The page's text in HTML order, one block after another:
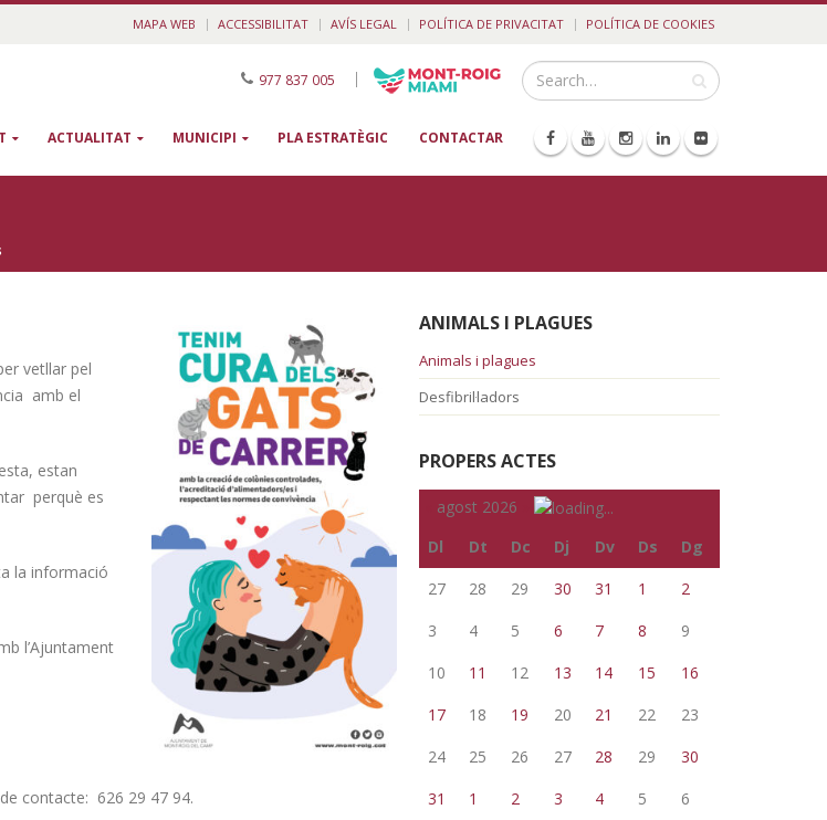
MAPA WEB ACCESSIBILITAT AVÍS LEGAL POLÍTICA DE PRIVACITAT POLÍTICA DE COOKIES
977 837 005 |
ACTUALITAT MUNICIPI PLA ESTRATÈGIC CONTACTAR
vetllar pel
amb el
estan
perquè es
la informació
l’Ajuntament
contacte: 626 29 47 94.
ANIMALS I PLAGUES
Animals i plagues
Desfibril·ladors
PROPERS ACTES
agost 2026
Dl
Dt Dc Dj Dv Ds
Dg
27
28 29 30 31 1
2
3
4 5 6 7 8
9
10
11 12 13 14 15
16
17
18 19 20 21 22
23
24
25 26 27 28 29
30
31
1 2 3 4 5
6